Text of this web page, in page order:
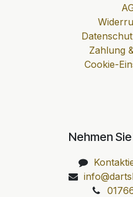
Zahlung
Cookie-
Nehmen